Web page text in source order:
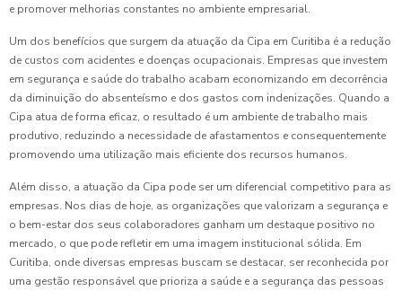
e promover melhorias constantes no ambiente empresarial.
Um dos benefícios que surgem da atuação da Cipa em Curitiba é a redução
de custos com acidentes e doenças ocupacionais. Empresas que investem
em segurança e saúde do trabalho acabam economizando em decorrência
da diminuição do absenteísmo e dos gastos com indenizações. Quando a
Cipa atua de forma eficaz, o resultado é um ambiente de trabalho mais
produtivo, reduzindo a necessidade de afastamentos e consequentemente
promovendo uma utilização mais eficiente dos recursos humanos.
Além disso, a atuação da Cipa pode ser um diferencial competitivo para as
empresas. Nos dias de hoje, as organizações que valorizam a segurança e
o bem-estar dos seus colaboradores ganham um destaque positivo no
mercado, o que pode refletir em uma imagem institucional sólida. Em
Curitiba, onde diversas empresas buscam se destacar, ser reconhecida por
uma gestão responsável que prioriza a saúde e a segurança das pessoas